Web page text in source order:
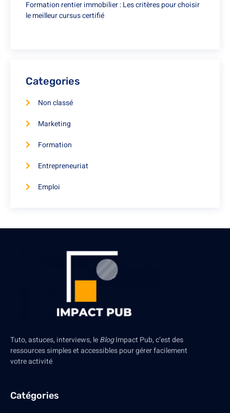
Formation rentier immobilier : Les critères pour choisir
le meilleur cursus certifié
Categories
Non classé
Marketing
Formation
Entrepreneuriat
Emploi
Tuto, astuces, interviews, leBlogImpact Pub, c’est des
ressources simples et accessibles pour gérer facilement
votre activité
Catégories